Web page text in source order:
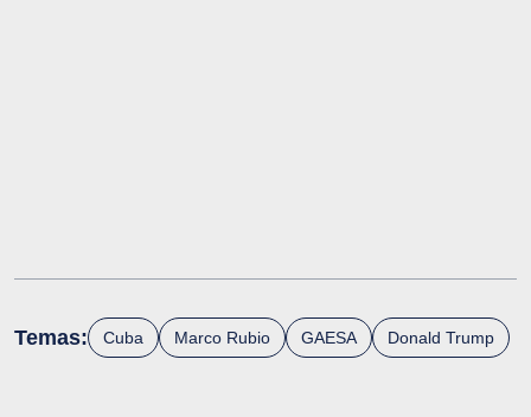
Temas: Cuba Marco Rubio GAESA Donald Trump